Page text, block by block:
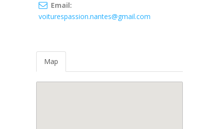
Email:
voiturespassion.nantes@gmail.com
Map